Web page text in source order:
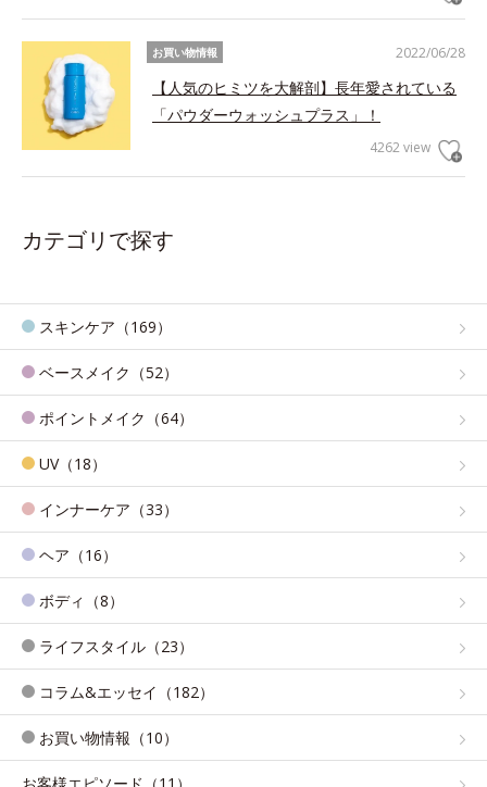
2022/06/28
お買い物情報
【人気のヒミツを大解剖】長年愛されている
「パウダーウォッシュプラス」！
4262 view
カテゴリで探す
スキンケア（169）
ベースメイク（52）
ポイントメイク（64）
UV（18）
インナーケア（33）
ヘア（16）
ボディ（8）
ライフスタイル（23）
コラム&エッセイ（182）
お買い物情報（10）